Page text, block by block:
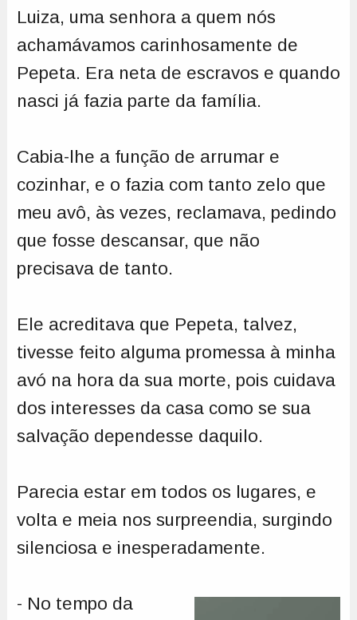
Luiza, uma senhora a quem nós
achamávamos carinhosamente de
Pepeta. Era neta de escravos e quando
nasci já fazia parte da família.
Cabia-lhe a função de arrumar e
cozinhar, e o fazia com tanto zelo que
meu avô, às vezes, reclamava, pedindo
que fosse descansar, que não
precisava de tanto.
Ele acreditava que Pepeta, talvez,
tivesse feito alguma promessa à minha
avó na hora da sua morte, pois cuidava
dos interesses da casa como se sua
salvação dependesse daquilo.
Parecia estar em todos os lugares, e
volta e meia nos surpreendia, surgindo
silenciosa e inesperadamente.
- No tempo da